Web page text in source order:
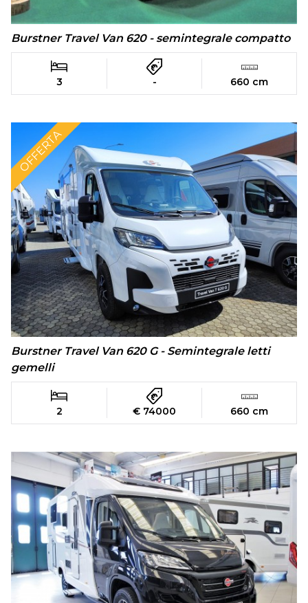
Burstner Travel Van 620 - semintegrale compatto
3 - 660 cm
OFFERTA
Burstner Travel Van 620 G - Semintegrale letti
gemelli
2 € 74000 660 cm